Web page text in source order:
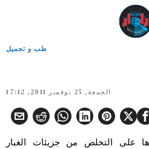
طب و تجميل
الجمعة, 25 نوفمبر 2011, 17:12
على التخلص من جزيئات الغبار